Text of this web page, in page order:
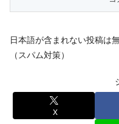
日本語が含まれない投稿は
（スパム対策）
X